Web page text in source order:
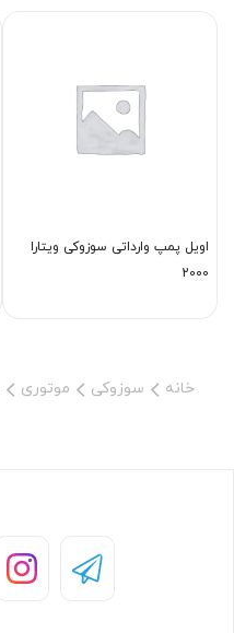
اویل پمپ وارداتی سوزوکی ویتارا
2000
خانه سوزوکی موتوری